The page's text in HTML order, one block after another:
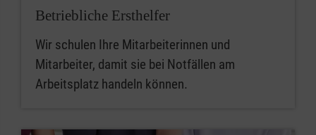
Betriebliche Ersthelfer
Wir schulen Ihre Mitarbeiterinnen und
Mitarbeiter, damit sie bei Notfällen am
Arbeitsplatz handeln können.